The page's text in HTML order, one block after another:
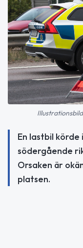
En lastbil körde
södergående
Orsaken är
platsen.